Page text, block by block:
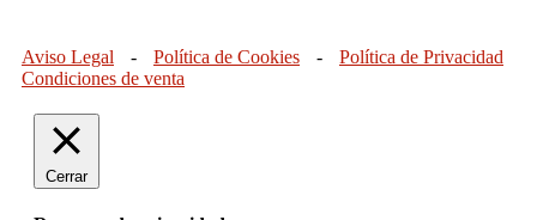
Aviso Legal - Política de Cookies -
Política de Privacidad
Condiciones de venta
Cerrar